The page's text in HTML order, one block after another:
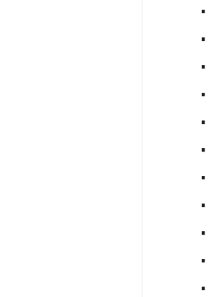
•
•
•
•
•
•
•
•
•
•
•